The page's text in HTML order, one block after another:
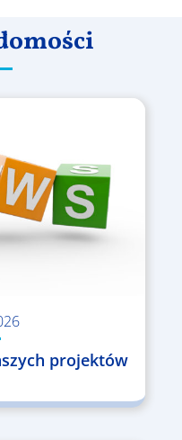
projektów